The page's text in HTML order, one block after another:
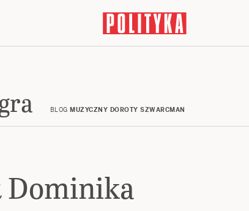
BLOG MUZYCZNY DOROTY SZWARCMAN
Dominika